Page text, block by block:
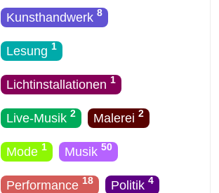
Kunsthandwerk 8
Lesung 1
Licht­installationen 1
Live-Musik 2 Malerei 2
Mode 1 Musik 50
Performance 18 Politik 4